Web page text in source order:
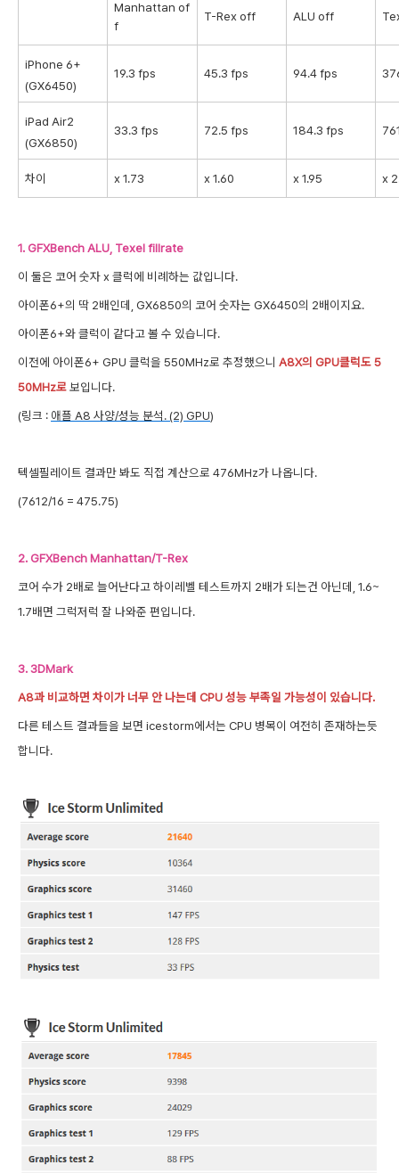
Manhattan of
f
T-Rex off ALU off
iPhone 6+
(GX6450)
19.3 fps 45.3 fps 94.4 fps
iPad Air2
(GX6850)
33.3 fps 72.5 fps 184.3 fps
차이 x 1.73 x 1.60 x 1.95 x
1. GFXBench ALU, Texel fillrate
이 둘은 코어 숫자 x 클럭에 비례하는 값입니다.
아이폰6+의 딱 2배인데, GX6850의 코어 숫자는 GX6450의 2배이지요.
아이폰6+와 클럭이 같다고 볼 수 있습니다.
이전에 아이폰6+ GPU 클럭을 550MHz로 추정했으니 A8X의 GPU클럭도 5
50MHz로보입니다.
(링크 : 애플 A8 사양/성능 분석. (2) GPU)
텍셀필레이트 결과만 봐도 직접 계산으로 476MHz가 나옵니다.
(7612/16 = 475.75)
2. GFXBench Manhattan/T-Rex
코어 수가 2배로 늘어난다고 하이레벨 테스트까지 2배가 되는건 아닌데, 1.6~
1.7배면 그럭저럭 잘 나와준 편입니다.
3. 3DMark
A8과 비교하면 차이가 너무 안 나는데 CPU 성능 부족일 가능성이 있습니다.
다른 테스트 결과들을 보면 icestorm에서는 CPU 병목이 여전히 존재하는듯
합니다.